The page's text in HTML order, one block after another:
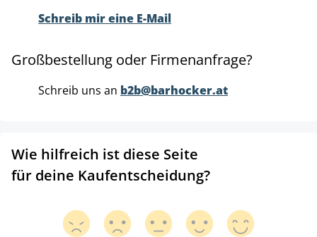
Schreib mir eine E-Mail
Großbestellung oder Firmenanfrage?
Schreib uns an b2b@barhocker.at
Wie hilfreich ist diese Seite
für deine Kaufentscheidung?